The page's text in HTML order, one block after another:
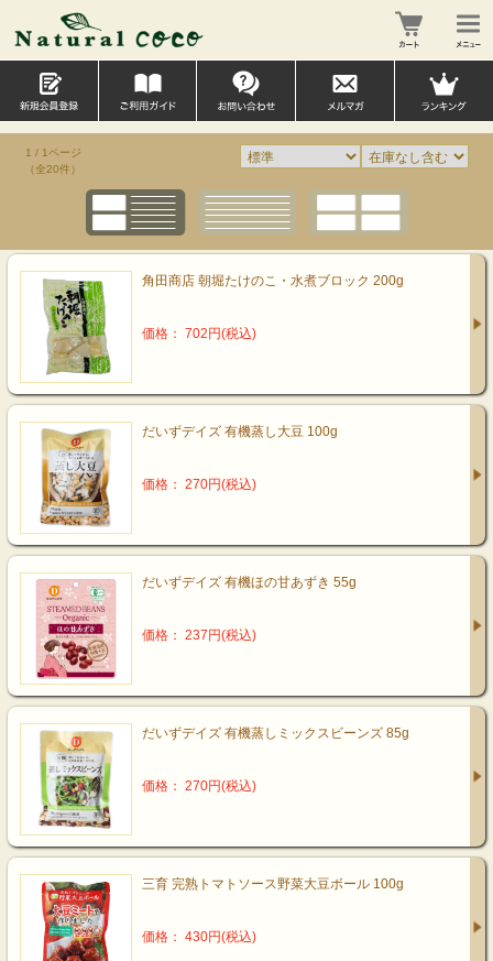
1 / 1ページ
（全20件）
角田商店 朝堀たけのこ・水煮ブロック 200g
価格： 702円(税込)
だいずデイズ 有機蒸し大豆 100g
価格： 270円(税込)
だいずデイズ 有機ほの甘あずき 55g
価格： 237円(税込)
だいずデイズ 有機蒸しミックスビーンズ 85g
価格： 270円(税込)
三育 完熟トマトソース野菜大豆ボール 100g
価格： 430円(税込)